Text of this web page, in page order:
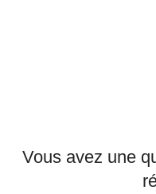
Vous avez une